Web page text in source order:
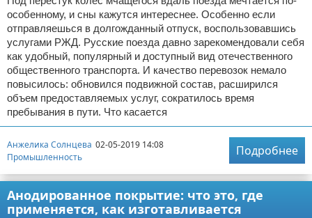
особенному, и сны кажутся интереснее. Особенно если
отправляешься в долгожданный отпуск, воспользовавшись
услугами РЖД. Русские поезда давно зарекомендовали себя
как удобный, популярный и доступный вид отечественного
общественного транспорта. И качество перевозок немало
повысилось: обновился подвижной состав, расширился
объем предоставляемых услуг, сократилось время
пребывания в пути. Что касается
Анжелика Солнцева 02-05-2019 14:08
Промышленность
Подробнее
Анодированное покрытие: что это, где
применяется, как изготавливается